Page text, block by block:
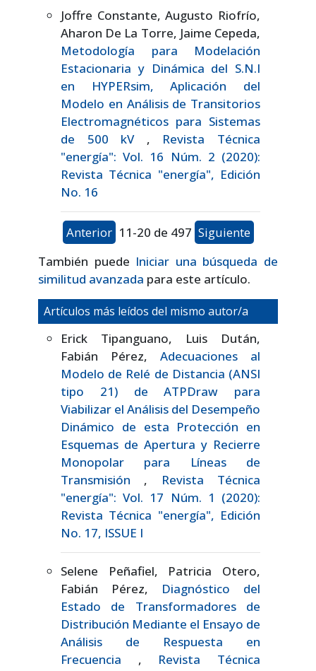
Joffre Constante, Augusto Riofrío,
Aharon De La Torre, Jaime Cepeda,
Metodología para Modelación
Estacionaria y Dinámica del S.N.I
en HYPERsim, Aplicación del
Modelo en Análisis de Transitorios
Electromagnéticos para Sistemas
de 500 kV , Revista Técnica
"energía": Vol. 16 Núm. 2 (2020):
Revista Técnica "energía", Edición
No. 16
Anterior 11-20 de 497 Siguiente
También puede Iniciar una búsqueda de
similitud avanzada para este artículo.
Artículos más leídos del mismo autor/a
Erick Tipanguano, Luis Dután,
Fabián Pérez, Adecuaciones al
Modelo de Relé de Distancia (ANSI
tipo 21) de ATPDraw para
Viabilizar el Análisis del Desempeño
Dinámico de esta Protección en
Esquemas de Apertura y Recierre
Monopolar para Líneas de
Transmisión ,
Revista Técnica
"energía": Vol. 17 Núm. 1 (2020):
Revista Técnica "energía", Edición
No. 17, ISSUE I
Selene Peñafiel, Patricia Otero,
Fabián Pérez, Diagnóstico del
Estado de Transformadores de
Distribución Mediante el Ensayo de
Análisis de Respuesta en
Frecuencia , Revista Técnica